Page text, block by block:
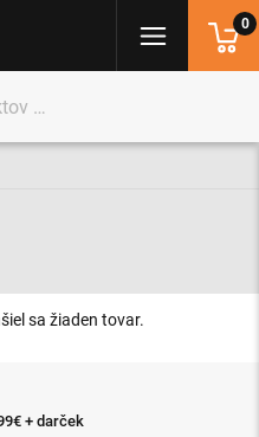
sa žiaden tovar.
+ darček
0